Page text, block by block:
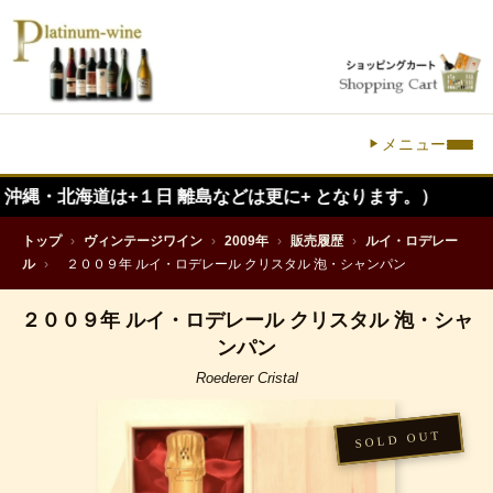
メニュー
+１日 離島などは更に+ となります。）
トップ › ヴィンテージワイン › 2009年 › 販売履歴 › ルイ・ロデレー
ル › ２００９年 ルイ・ロデレール クリスタル 泡・シャンパン
２００９年 ルイ・ロデレール クリスタル 泡・シャ
ンパン
Roederer Cristal